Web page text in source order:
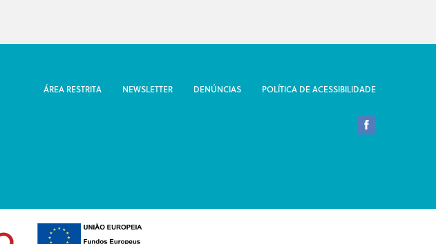
ÁREA RESTRITA NEWSLETTER DENÚNCIAS POLÍTICA DE ACESSIBILIDADE